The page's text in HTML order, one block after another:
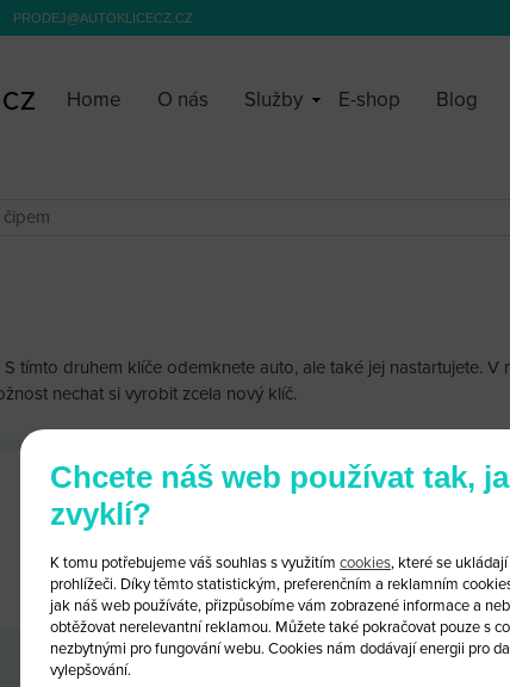
PRODEJ@AUTOKLICECZ.CZ
Home O nás Služby E-shop Blog
čipem
tímto druhem klíče odemknete auto, ale také jej nastartujete.
nechat si vyrobit zcela nový klíč.
KLÍČ OPEL S ČIPEM 40
Chcete náš web používat tak,
zvyklí?
K tomu potřebujeme váš souhlas s využitím cookies, které se
prohlížeči. Díky těmto statistickým, preferenčním a reklamním
jak náš web používáte, přizpůsobíme vám zobrazené informace a
obtěžovat nerelevantní reklamou. Můžete také pokračovat pouze s
nezbytnými pro fungování webu. Cookies nám dodávají energii pro
vylepšování.